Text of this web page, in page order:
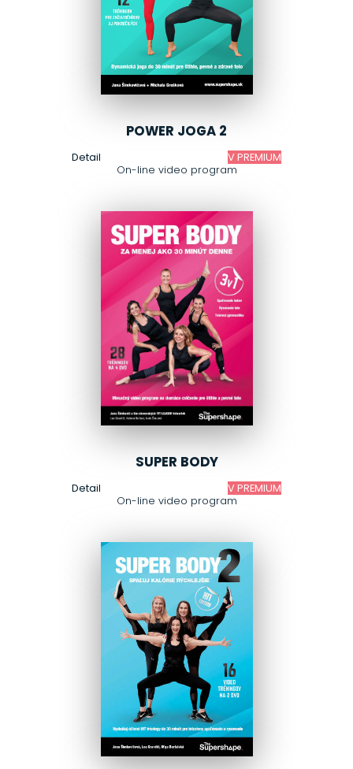
POWER JOGA 2
On-line video program
Detail V PREMIUM
SUPER BODY
On-line video program
Detail V PREMIUM